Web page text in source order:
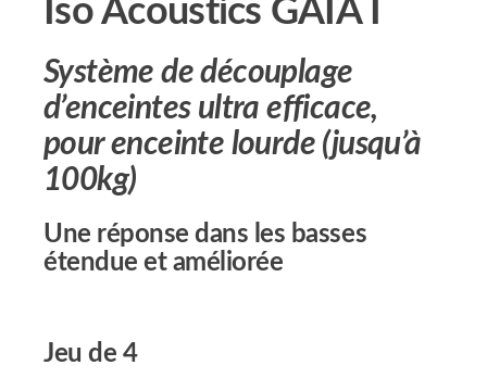
Iso Acoustics GAIA I
Système de découplage
d’enceintes ultra efficace,
pour enceinte lourde (jusqu’à
100kg)
Une réponse dans les basses
étendue et améliorée
Jeu de 4